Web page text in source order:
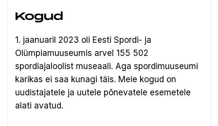
Kogud
1. jaanuaril 2023 oli Eesti Spordi- ja
Olümpiamuuseumis arvel 155 502
spordiajaloolist museaali. Aga spordimuuseumi
karikas ei saa kunagi täis. Meie kogud on
uudistajatele ja uutele põnevatele esemetele
alati avatud.